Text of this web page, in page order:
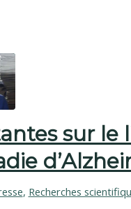
sur le
, Recherches